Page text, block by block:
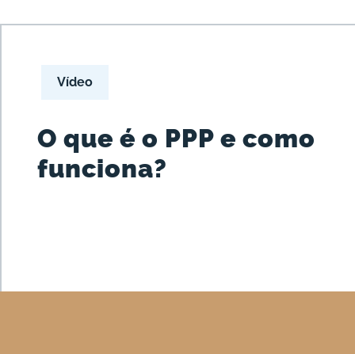
Vídeo
O que é o PPP e como
funciona?